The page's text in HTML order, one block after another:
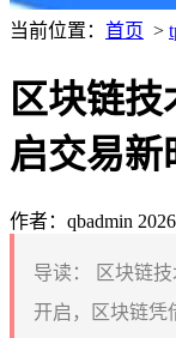
当前位置： 首页 >
区块链
启交易新
作者：qbadmin
导读：
区块链
开启，区块链凭